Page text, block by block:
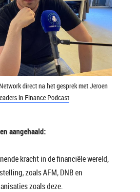
direct na het gesprek met Jeroen
in Finance Podcast
aangehaald:
kracht in de financiële wereld,
zoals AFM, DNB en
zoals deze.